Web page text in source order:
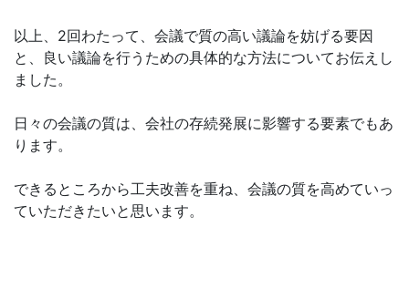
以上、2回わたって、会議で質の高い議論を妨げる要因
と、良い議論を行うための具体的な方法についてお伝えし
ました。
日々の会議の質は、会社の存続発展に影響する要素でもあ
ります。
できるところから工夫改善を重ね、会議の質を高めていっ
ていただきたいと思います。